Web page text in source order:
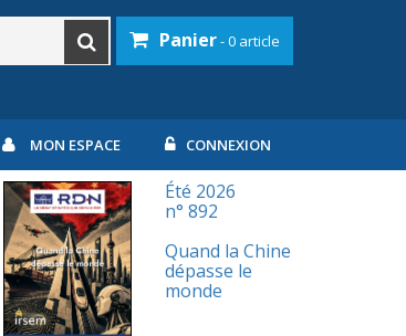
Panier- 0 article
MON ESPACE CONNEXION
Été 2026
n° 892
Quand la Chine
dépasse le
monde